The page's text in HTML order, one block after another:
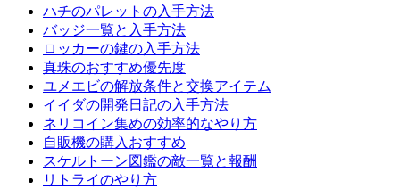
ハチのパレットの入手方法
バッジ一覧と入手方法
ロッカーの鍵の入手方法
真珠のおすすめ優先度
ユメエビの解放条件と交換アイテム
イイダの開発日記の入手方法
ネリコイン集めの効率的なやり方
自販機の購入おすすめ
スケルトーン図鑑の敵一覧と報酬
リトライのやり方